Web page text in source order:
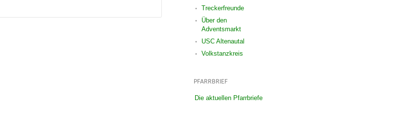
Treckerfreunde
Über den
Adventsmarkt
USC Altenautal
Volkstanzkreis
PFARRBRIEF
Die aktuellen Pfarrbriefe